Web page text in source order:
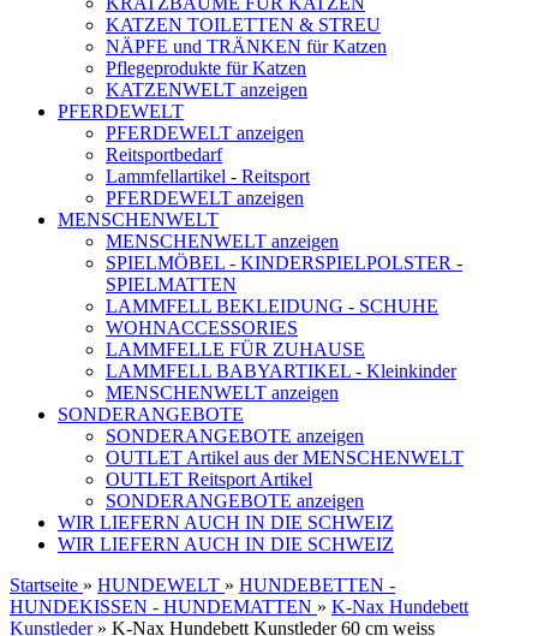
KATZEN TOILETTEN & STREU
NÄPFE und TRÄNKEN für Katzen
Pflegeprodukte für Katzen
KATZENWELT anzeigen
PFERDEWELT
PFERDEWELT anzeigen
Reitsportbedarf
Lammfellartikel - Reitsport
PFERDEWELT anzeigen
MENSCHENWELT
MENSCHENWELT anzeigen
SPIELMÖBEL - KINDERSPIELPOLSTER -
SPIELMATTEN
LAMMFELL BEKLEIDUNG - SCHUHE
WOHNACCESSORIES
LAMMFELLE FÜR ZUHAUSE
LAMMFELL BABYARTIKEL - Kleinkinder
MENSCHENWELT anzeigen
SONDERANGEBOTE
SONDERANGEBOTE anzeigen
OUTLET Artikel aus der MENSCHENWELT
OUTLET Reitsport Artikel
SONDERANGEBOTE anzeigen
WIR LIEFERN AUCH IN DIE SCHWEIZ
WIR LIEFERN AUCH IN DIE SCHWEIZ
Startseite » HUNDEWELT » HUNDEBETTEN -
HUNDEKISSEN - HUNDEMATTEN » K-Nax Hundebett
Kunstleder » K-Nax Hundebett Kunstleder 60 cm weiss